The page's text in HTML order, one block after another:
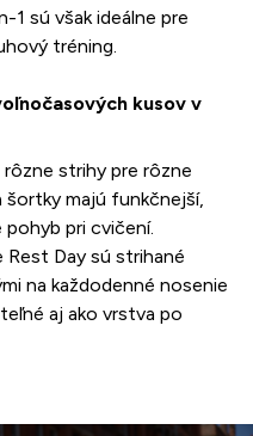
sú však ideálne pre
tréning.
kusov v
rôzne strihy pre rôzne
majú funkčnejší,
pri cvičení.
Rest Day sú strihané
na každodenné nosenie
aj ako vrstva po